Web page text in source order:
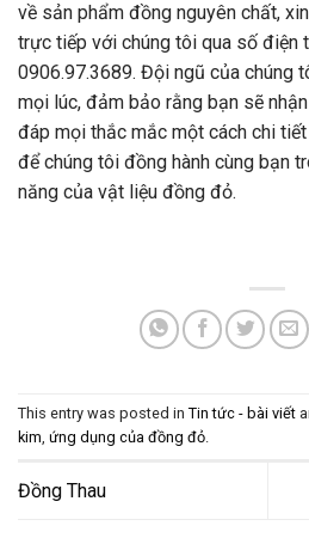
về sản phẩm đồng nguyên chất,
trực tiếp với chúng tôi qua số điện
0906.97.3689. Đội ngũ của chúng
mọi lúc, đảm bảo rằng bạn sẽ
đáp mọi thắc mắc một cách chi
để chúng tôi đồng hành cùng bạn
năng của vật liệu đồng đỏ.
This entry was posted in Tin tức - bài viết
kim, ứng dụng của đồng đỏ.
Đồng Thau